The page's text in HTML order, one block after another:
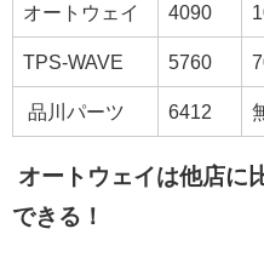
オートウェイ 4090
TPS-WAVE 5760
品川パーツ 6412
オートウェイは他店に
できる！